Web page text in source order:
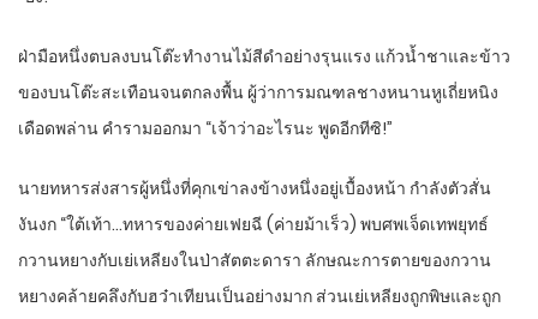
ฝ่ามือหนึ่งตบลงบนโต๊ะทำงานไม้สีดำอย่างรุนแรง แก้วน้ำชาและข้าว
ของบนโต๊ะสะเทือนจนตกลงพื้น ผู้ว่าการมณฑลชางหนานหูเถี่ยหนิง
เดือดพล่าน คำรามออกมา “เจ้าว่าอะไรนะ พูดอีกทีซิ!”
นายทหารส่งสารผู้หนึ่งที่คุกเข่าลงข้างหนึ่งอยู่เบื้องหน้า กำลังตัวสั่น
งันงก “ใต้เท้า…ทหารของค่ายเฟยฉี (ค่ายม้าเร็ว) พบศพเจ็ดเทพยุทธ์
กวานหยางกับเย่เหลียงในป่าสัตตะดารา ลักษณะการตายของกวาน
หยางคล้ายคลึงกับฮว๋าเทียนเป็นอย่างมาก ส่วนเย่เหลียงถูกพิษและถูก